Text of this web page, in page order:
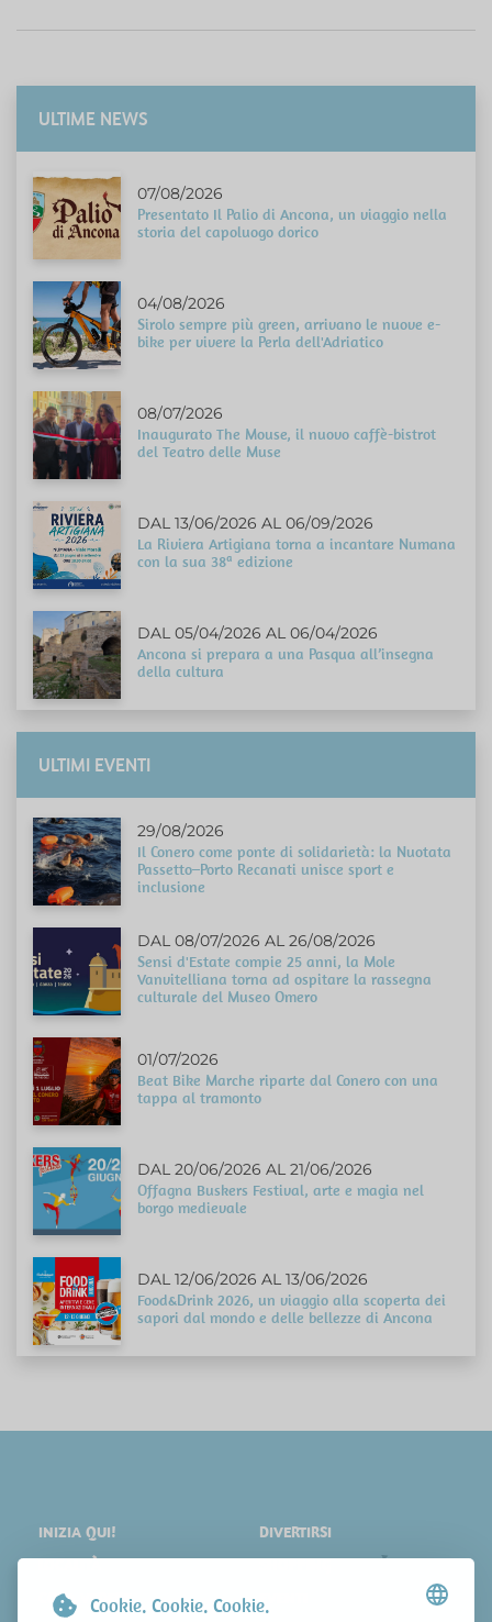
Cookie. Cookie. Cookie.
ULTIME NEWS
07/08/2026
Presentato Il Palio di Ancona, un viaggio nella
storia del capoluogo dorico
04/08/2026
Sirolo sempre più green, arrivano le nuove e-
bike per vivere la Perla dell'Adriatico
08/07/2026
Inaugurato The Mouse, il nuovo caffè-bistrot
del Teatro delle Muse
DAL 13/06/2026 AL 06/09/2026
La Riviera Artigiana torna a incantare Numana
con la sua 38ª edizione
DAL 05/04/2026 AL 06/04/2026
Ancona si prepara a una Pasqua all’insegna
della cultura
ULTIMI EVENTI
29/08/2026
Il Conero come ponte di solidarietà: la Nuotata
Passetto–Porto Recanati unisce sport e
inclusione
DAL 08/07/2026 AL 26/08/2026
Sensi d'Estate compie 25 anni, la Mole
Vanvitelliana torna ad ospitare la rassegna
culturale del Museo Omero
01/07/2026
Beat Bike Marche riparte dal Conero con una
tappa al tramonto
DAL 20/06/2026 AL 21/06/2026
Offagna Buskers Festival, arte e magia nel
borgo medievale
DAL 12/06/2026 AL 13/06/2026
Food&Drink 2026, un viaggio alla scoperta dei
sapori dal mondo e delle bellezze di Ancona
INIZIA QUI!
COSA VEDERE
DIVERTIRSI
EVENTI